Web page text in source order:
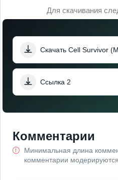
Для скачивания
Скачать Cell Survivor
Ссылка 2
Комментарии
Минимальная длина
комментарии модерируются